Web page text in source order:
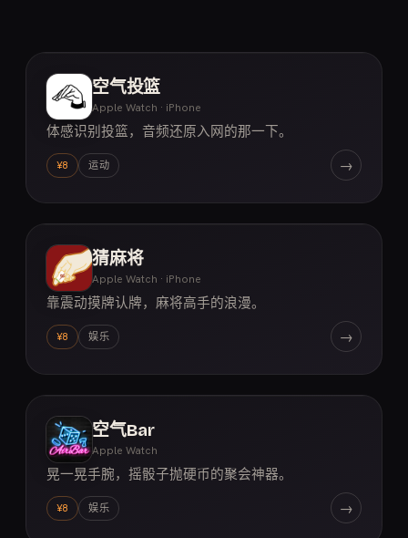
空气投篮
Apple Watch · iPhone
体感识别投篮，音频还原入网的那一下。
¥8 运动 →
猜麻将
Apple Watch · iPhone
靠震动摸牌认牌，麻将高手的浪漫。
¥8 娱乐 →
空气Bar
Apple Watch
晃一晃手腕，摇骰子抛硬币的聚会神器。
¥8 娱乐 →